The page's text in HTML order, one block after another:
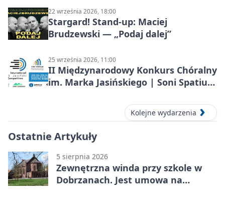
22 września 2026, 18:00
Stargard! Stand-up: Maciej
Brudzewski — „Podaj dalej”
25 września 2026, 11:00
II Międzynarodowy Konkurs Chóralny
im. Marka Jasińskiego | Soni Spatium
Kolejne wydarzenia
Ostatnie Artykuły
5 sierpnia 2026
Zewnętrzna winda przy szkole w
Dobrzanach. Jest umowa na